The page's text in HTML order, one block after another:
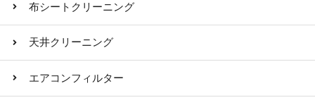
布シートクリーニング
天井クリーニング
エアコンフィルター